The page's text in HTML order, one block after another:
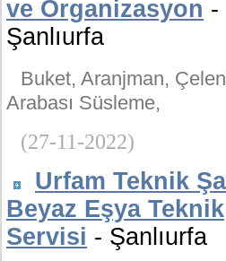
ve Organizasyon -
Şanlıurfa
Buket, Aranjman,
Arabası Süsleme,
(27-11-2022)
Urfam Teknik
Beyaz Eşya Teknik
Servisi - Şanlıurfa